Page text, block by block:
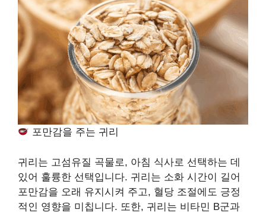
포만감을 주는 귀리
귀리는 고섬유질 곡물로, 아침 식사로 선택하는 데
있어 훌륭한 선택입니다. 귀리는 소화 시간이 길어
포만감을 오래 유지시켜 주고, 혈당 조절에도 긍정
적인 영향을 미칩니다. 또한, 귀리는 비타민 B군과